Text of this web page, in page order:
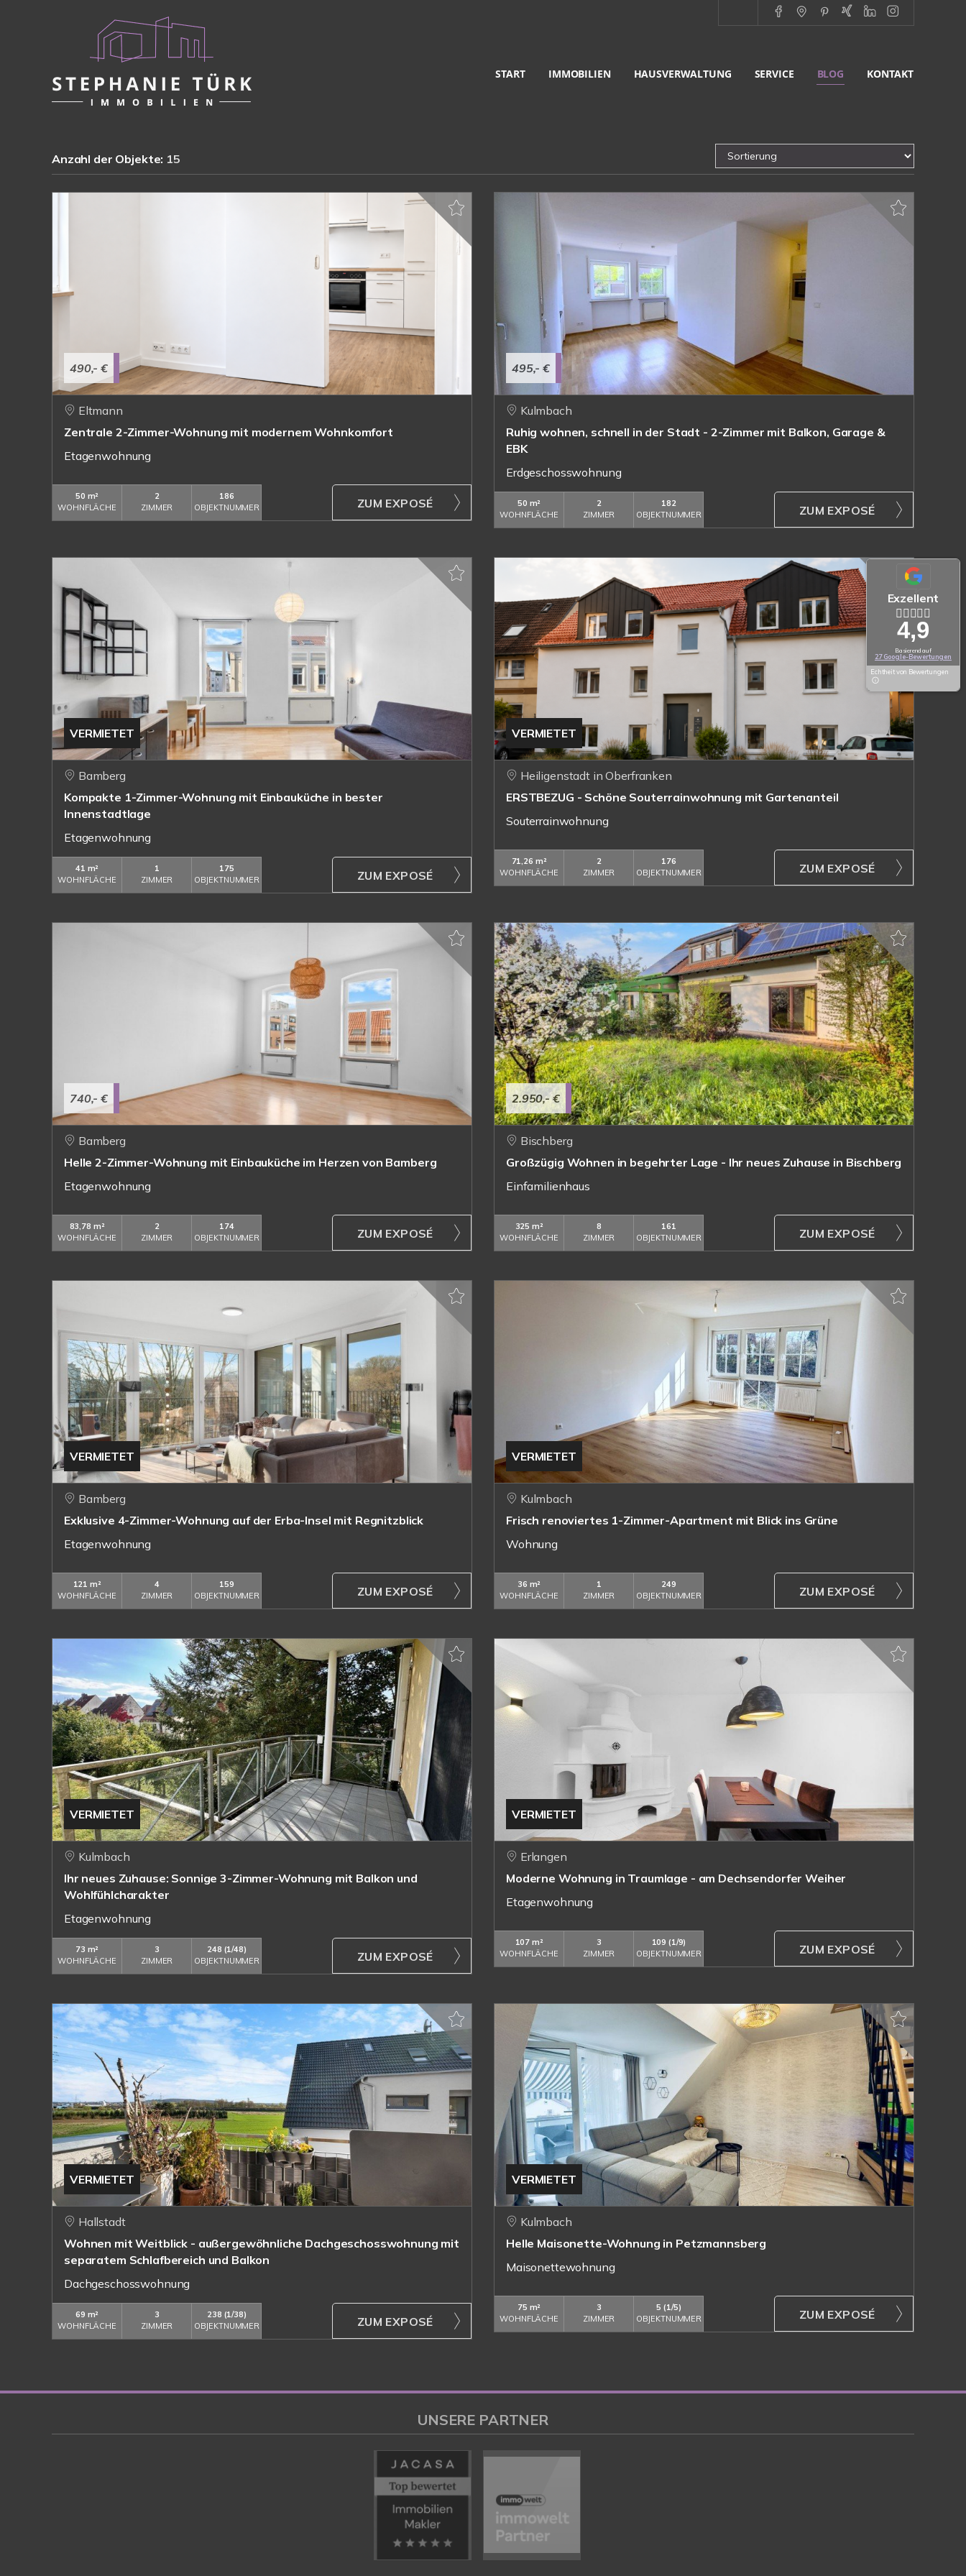
START IMMOBILIEN HAUSVERWALTUNG SERVICE BLOG KONTAKT
Anzahl der Objekte: 15
490,- €
Eltmann
Zentrale 2-Zimmer-Wohnung mit modernem Wohnkomfort
Etagenwohnung
50 m²
WOHNFLÄCHE
2
ZIMMER
186
OBJEKTNUMMER
ZUM EXPOSÉ
495,- €
Kulmbach
Ruhig wohnen, schnell in der Stadt - 2-Zimmer mit Balkon, Garage &
EBK
Erdgeschosswohnung
50 m²
WOHNFLÄCHE
2
ZIMMER
182
OBJEKTNUMMER
ZUM EXPOSÉ
VERMIETET
Bamberg
Kompakte 1-Zimmer-Wohnung mit Einbauküche in bester
Innenstadtlage
Etagenwohnung
41 m²
WOHNFLÄCHE
1
ZIMMER
175
OBJEKTNUMMER
ZUM EXPOSÉ
VERMIETET
Heiligenstadt in Oberfranken
ERSTBEZUG - Schöne Souterrainwohnung mit Gartenanteil
Souterrainwohnung
71,26 m²
WOHNFLÄCHE
2
ZIMMER
176
OBJEKTNUMMER
ZUM EXPOSÉ
740,- €
Bamberg
Helle 2-Zimmer-Wohnung mit Einbauküche im Herzen von Bamberg
Etagenwohnung
83,78 m²
WOHNFLÄCHE
2
ZIMMER
174
OBJEKTNUMMER
ZUM EXPOSÉ
2.950,- €
Bischberg
Großzügig Wohnen in begehrter Lage - Ihr neues Zuhause in Bischberg
Einfamilienhaus
325 m²
WOHNFLÄCHE
8
ZIMMER
161
OBJEKTNUMMER
ZUM EXPOSÉ
VERMIETET
Bamberg
Exklusive 4-Zimmer-Wohnung auf der Erba-Insel mit Regnitzblick
Etagenwohnung
121 m²
WOHNFLÄCHE
4
ZIMMER
159
OBJEKTNUMMER
ZUM EXPOSÉ
VERMIETET
Kulmbach
Frisch renoviertes 1-Zimmer-Apartment mit Blick ins Grüne
Wohnung
36 m²
WOHNFLÄCHE
1
ZIMMER
249
OBJEKTNUMMER
ZUM EXPOSÉ
VERMIETET
Kulmbach
Ihr neues Zuhause: Sonnige 3-Zimmer-Wohnung mit Balkon und
Wohlfühlcharakter
Etagenwohnung
73 m²
WOHNFLÄCHE
3
ZIMMER
248 (1/48)
OBJEKTNUMMER
ZUM EXPOSÉ
VERMIETET
Erlangen
Moderne Wohnung in Traumlage - am Dechsendorfer Weiher
Etagenwohnung
107 m²
WOHNFLÄCHE
3
ZIMMER
109 (1/9)
OBJEKTNUMMER
ZUM EXPOSÉ
VERMIETET
Hallstadt
Wohnen mit Weitblick - außergewöhnliche Dachgeschosswohnung mit
separatem Schlafbereich und Balkon
Dachgeschosswohnung
69 m²
WOHNFLÄCHE
3
ZIMMER
238 (1/38)
OBJEKTNUMMER
ZUM EXPOSÉ
VERMIETET
Kulmbach
Helle Maisonette-Wohnung in Petzmannsberg
Maisonettewohnung
75 m²
WOHNFLÄCHE
3
ZIMMER
5 (1/5)
OBJEKTNUMMER
ZUM EXPOSÉ
Exzellent
4,9
Basierend auf
27 Google-Bewertungen
Echtheit von Bewertungen
UNSERE PARTNER